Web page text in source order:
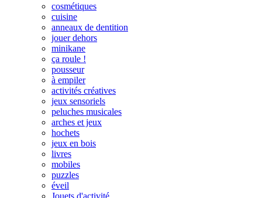
cosmétiques
cuisine
anneaux de dentition
jouer dehors
minikane
ça roule !
pousseur
à empiler
activités créatives
jeux sensoriels
peluches musicales
arches et jeux
hochets
jeux en bois
livres
mobiles
puzzles
éveil
Jouets d'activité